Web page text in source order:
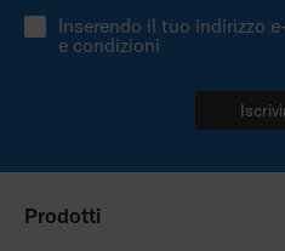
Inserendo il tuo indirizzo
e condizioni
Prodotti